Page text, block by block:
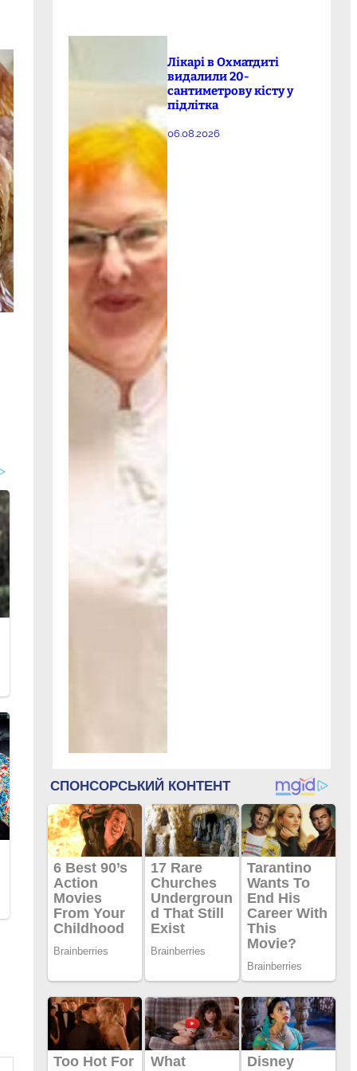
Лікарі в Охматдиті
видалили 20-
сантиметрову кісту у
підлітка
06.08.2026